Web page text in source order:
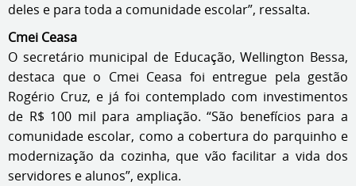
deles e para toda a comunidade escolar”, ressalta.
Cmei Ceasa
O secretário municipal de Educação, Wellington Bessa,
destaca que o Cmei Ceasa foi entregue pela gestão
Rogério Cruz, e já foi contemplado com investimentos
de R$ 100 mil para ampliação. “São benefícios para a
comunidade escolar, como a cobertura do parquinho e
modernização da cozinha, que vão facilitar a vida dos
servidores e alunos”, explica.